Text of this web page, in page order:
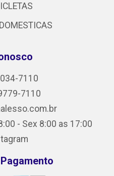
7110
7110
- Sex 8:00 as 17:00